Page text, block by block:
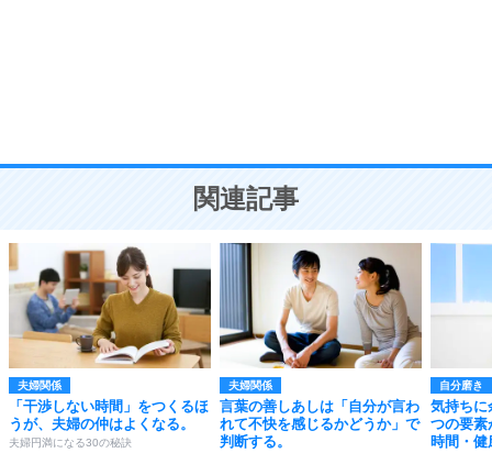
ことが大切。
関連記事
夫婦関係
「干渉しない時間」をつくるほ
うが、夫婦の仲はよくなる。
夫婦円満になる30の秘訣
夫婦関係
言葉の善しあしは「自分が言わ
れて不快を感じるかどうか」で
判断する。
自分磨き
気持ちに
つの要素
時間・健